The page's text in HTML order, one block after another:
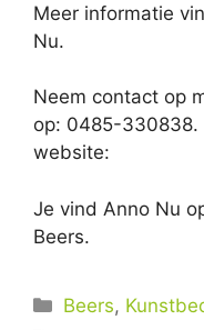
Meer informatie
Nu.
Neem contact op
op: 0485-330838.
website:
Je vind Anno Nu
Beers.
Categorieën
Beers,